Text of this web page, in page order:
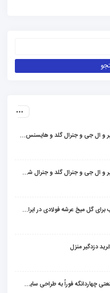
مقایسه کولر گازی گری و کریر و ال جی و جنرال گلد و هایسنس و مدیا و اجنرال
مقایسه کولر گازی گری و کریر و ال جی و جنرال گلد و جنرال شکار و سامسونگ و یونیوا
چرا آهن بتا، نخستین انتخاب برای گل میخ عرشه فولادی در ایران است؟
دزدگیر منزل
چرا کسب‌وکارهای شهرک صنعتی چهاردانگه فوراً به طراحی سایت نیاز دارند؟